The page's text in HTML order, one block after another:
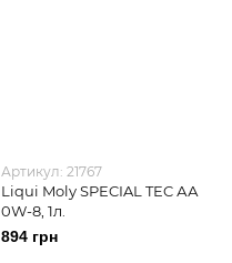
Артикул: 21767
Liqui Moly SPECIAL TEC АА
0W-8, 1л.
894 грн